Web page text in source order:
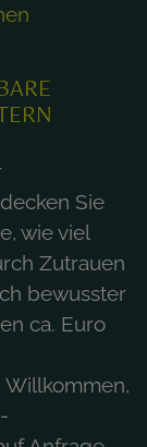
Sie
wie viel
Zutrauen
bewusster
ca. Euro
Willkommen,